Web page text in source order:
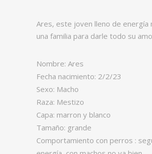
Ares, este joven lleno de energía
una familia para darle todo su
Nombre: Ares
Fecha nacimiento: 2/2/23
Sexo: Macho
Raza: Mestizo
Capa: marron y blanco
Tamaño: grande
Comportamiento con perros :